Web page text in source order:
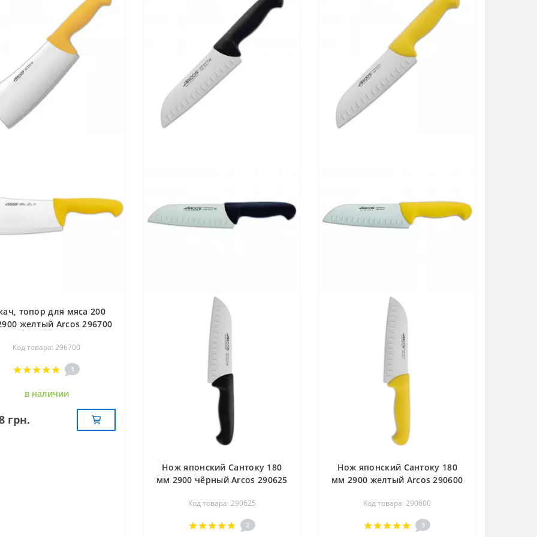
топор для мяса 200
желтый Arcos 296700
Код товара: 296700
1
в наличии
грн.
Нож японский Сантоку 180
мм 2900 чёрный Arcos 290625
Код товара: 290625
2
Нож японский Сантоку 180
мм 2900 желтый Arcos 290600
Код товара: 290600
3